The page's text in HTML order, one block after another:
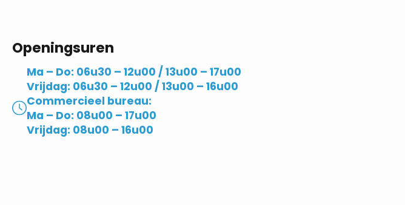
Openingsuren
Ma – Do: 06u30 – 12u00 / 13u00 – 17u00
Vrijdag: 06u30 – 12u00 / 13u00 – 16u00
Commercieel bureau:
Ma – Do: 08u00 – 17u00
Vrijdag: 08u00 – 16u00